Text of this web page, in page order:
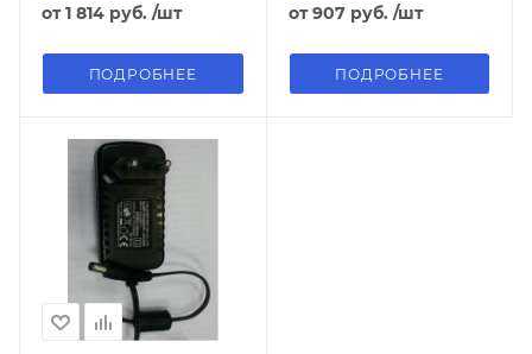
от1 814 руб. /шт
ПОДРОБНЕЕ
от907 руб. /шт
ПОДРОБНЕЕ